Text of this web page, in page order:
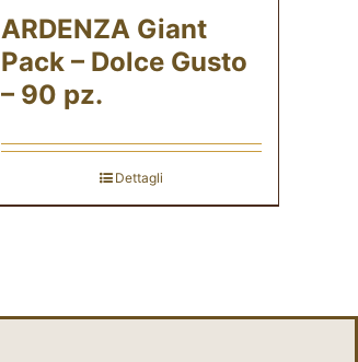
ARDENZA Giant
Pack – Dolce Gusto
– 90 pz.
Dettagli